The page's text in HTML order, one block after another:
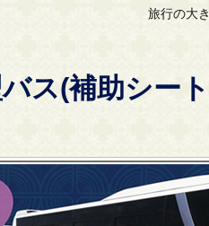
旅行の大
ス(補助シー